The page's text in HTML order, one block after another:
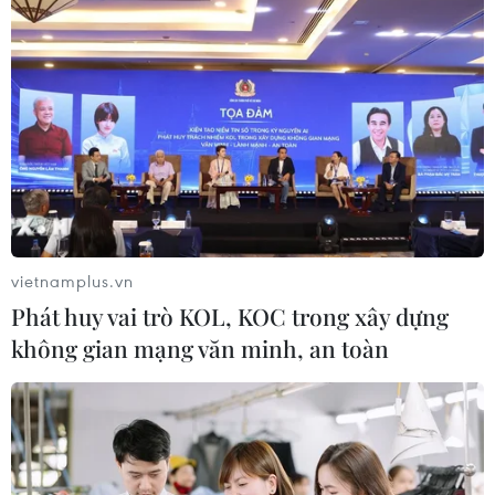
07/12/2023 23:22
Bộ Quốc phòng Turki Al-Maliki khẳng định chiếc máy
bay thuộc phi đội ném bom F-15SA đã bị rơi lúc 12h50
ngày 7/12, khi đang thực hiện nhiệm vụ huấn luyện
thường lệ khiến hai phi công thiệt mạng.
vietnamplus.vn
Phát huy vai trò KOL, KOC trong xây dựng
không gian mạng văn minh, an toàn